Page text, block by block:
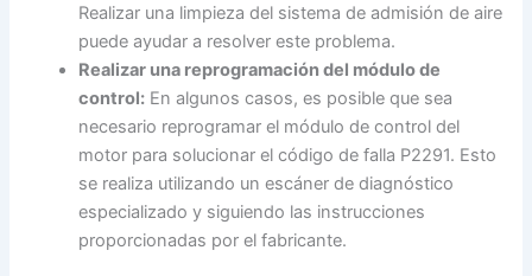
Realizar una limpieza del sistema de admisión de aire
puede ayudar a resolver este problema.
Realizar una reprogramación del módulo de
control: En algunos casos, es posible que sea
necesario reprogramar el módulo de control del
motor para solucionar el código de falla P2291. Esto
se realiza utilizando un escáner de diagnóstico
especializado y siguiendo las instrucciones
proporcionadas por el fabricante.